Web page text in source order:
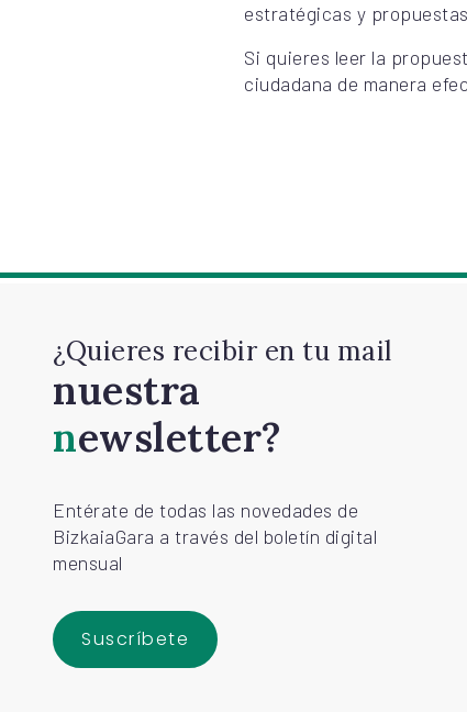
estratégicas y
Si quieres leer la
ciudadana de manera
¿Quieres recibir en tu mail
nuestra
newsletter?
Entérate de todas las novedades de
BizkaiaGara a través del boletín digital
mensual
Suscríbete